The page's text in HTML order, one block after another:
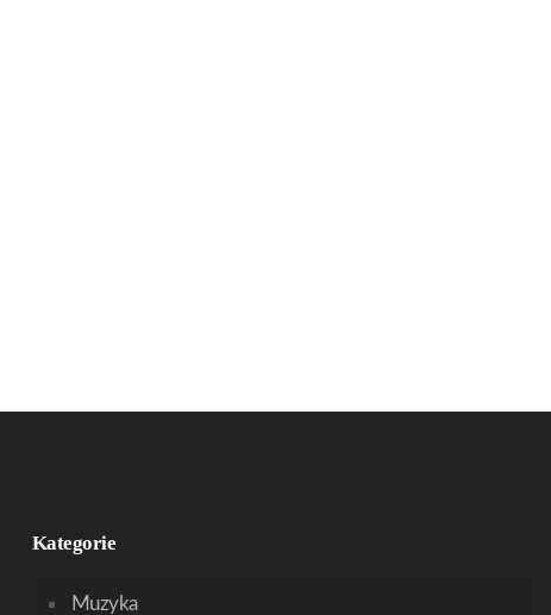
Kategorie
Muzyka